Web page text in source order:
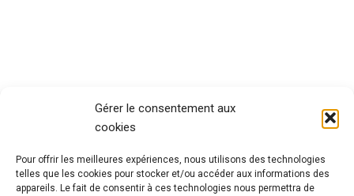
Gérer le consentement aux
cookies
Pour offrir les meilleures expériences, nous utilisons des technologies
telles que les cookies pour stocker et/ou accéder aux informations des
appareils. Le fait de consentir à ces technologies nous permettra de